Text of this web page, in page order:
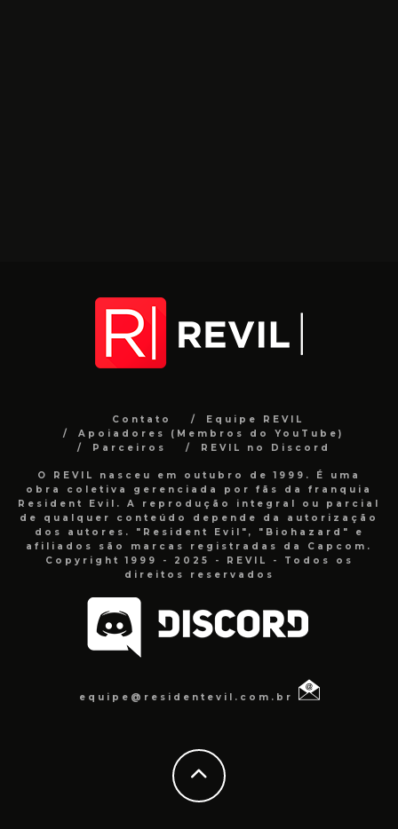
Contato
Equipe REVIL
Apoiadores (Membros do YouTube)
Parceiros
REVIL no Discord
O REVIL nasceu em outubro de 1999. É uma
obra coletiva gerenciada por fãs da franquia
Resident Evil. A reprodução integral ou parcial
de qualquer conteúdo depende da autorização
dos autores. "Resident Evil", "Biohazard" e
afiliados são marcas registradas da Capcom.
Copyright 1999 - 2025 - REVIL - Todos os
direitos reservados
equipe@residentevil.com.br